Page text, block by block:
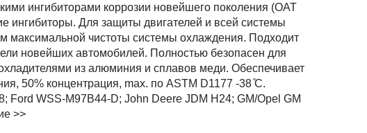
ингибиторами коррозии новейшего поколения (OAT
ингибиторы. Для защиты двигателей и всей системы
максимальной чистоты системы охлаждения. Подходит
новейших автомобилей. Полностью безопасен для
из алюминия и сплавов меди. Обеспечивает
50% концентрация, max. по ASTM D1177 -38 ̊C.
Ford WSS-M97B44-D; John Deere JDM H24; GM/Opel GM
>>